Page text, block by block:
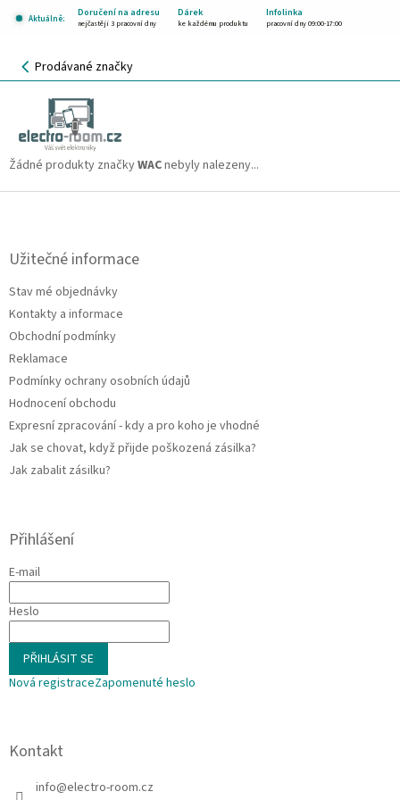
Aktuálně:
Doručení na adresu Dárek Infolinka
nejčastěji 3 pracovní dny ke každému produktu pracovní dny 09:00-17:00
NÁKUPNÍ
KOŠÍK
Prodávané značky
WAC
Žádné produkty značkyWACnebyly nalezeny...
Z
Užitečné informace
Stav mé objednávky
Kontakty a informace
Obchodní podmínky
Reklamace
Podmínky ochrany osobních údajů
Hodnocení obchodu
Expresní zpracování - kdy a pro koho je vhodné
Jak se chovat, když přijde poškozená zásilka?
Jak zabalit zásilku?
Přihlášení
E-mail
Heslo
PŘIHLÁSIT SE
Nová registraceZapomenuté heslo
Kontakt
info@electro-room.cz